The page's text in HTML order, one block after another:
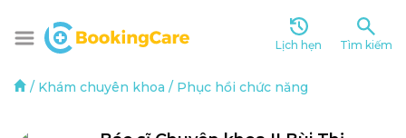
Lịch hẹn Tìm kiếm
/ Khám chuyên khoa / Phục hồi chức năng